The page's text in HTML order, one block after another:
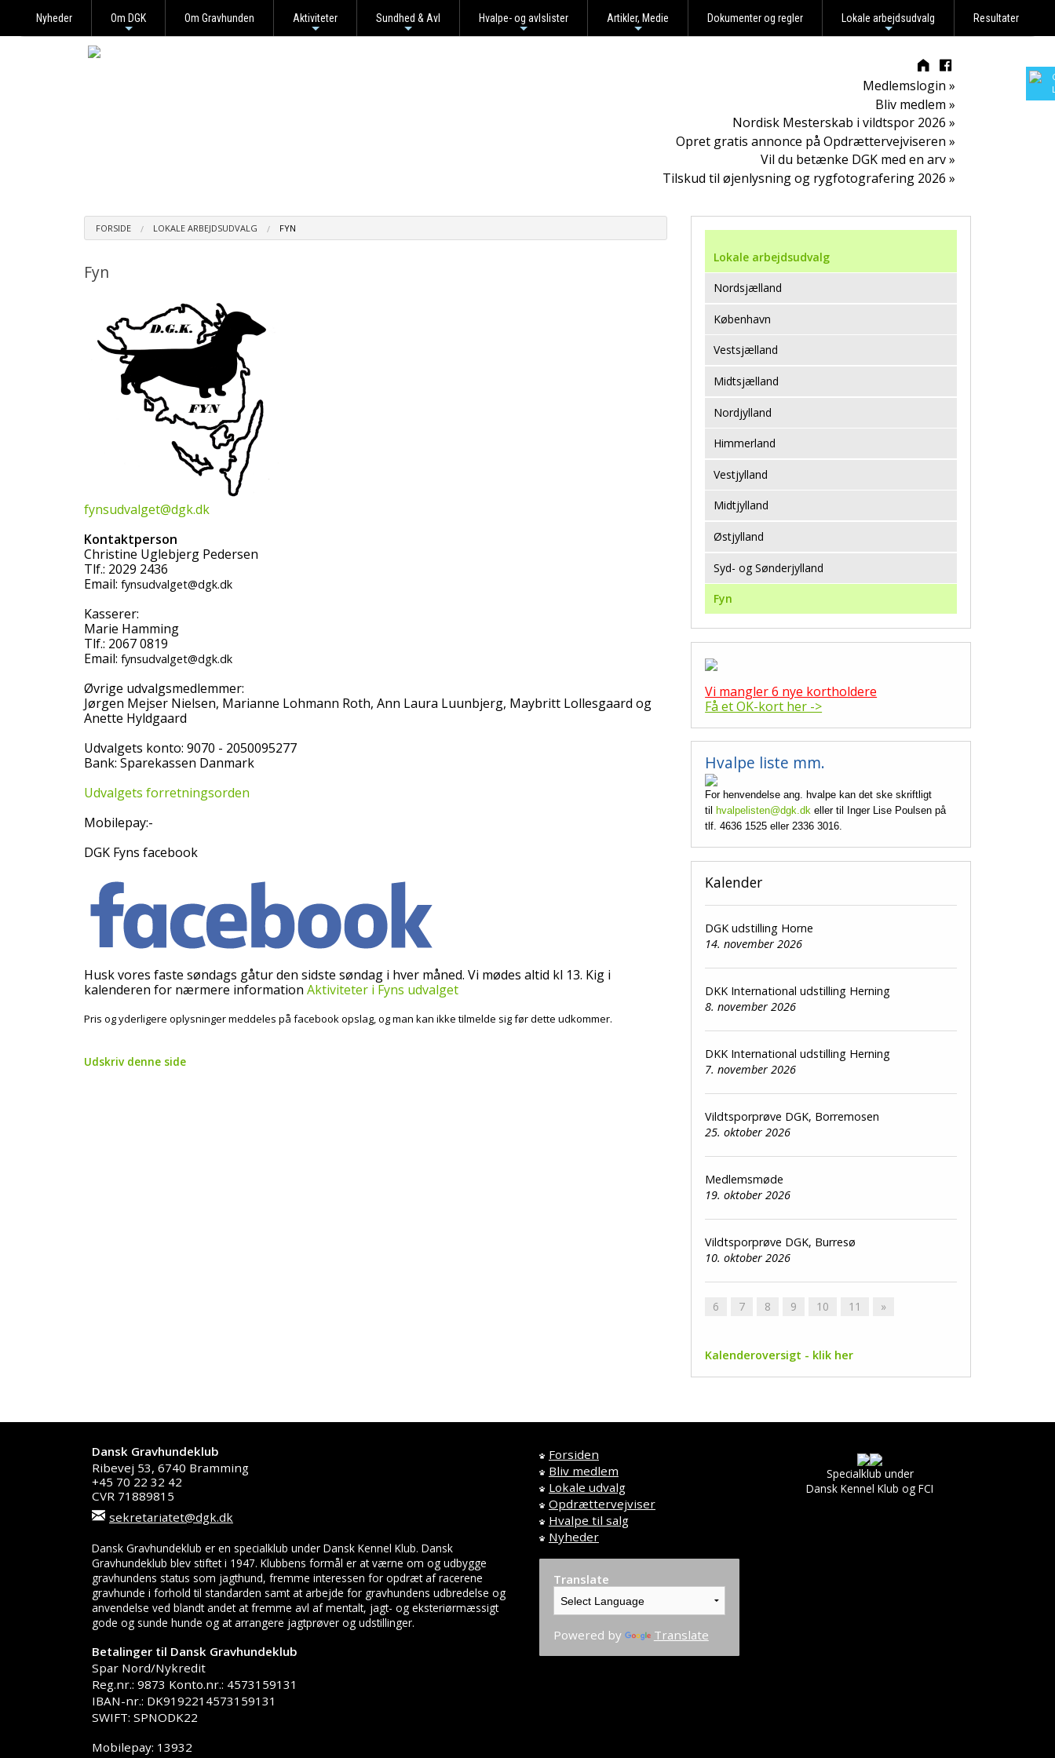
Nyheder Om DGK Om Gravhunden Aktiviteter Sundhed & Avl Hvalpe- og avlslister Artikler, Medie Dokumenter og regler Lokale arbejdsudvalg Resultater
Medlemslogin »
Bliv medlem »
Nordisk Mesterskab i vildtspor 2026 »
Opret gratis annonce på Opdrættervejviseren »
Vil du betænke DGK med en arv »
Tilskud til øjenlysning og rygfotografering 2026 »
FORSIDE LOKALE ARBEJDSUDVALG FYN
Fyn
fynsudvalget@dgk.dk
Kontaktperson
Christine Uglebjerg Pedersen
Tlf.: 2029 2436
Email: fynsudvalget@dgk.dk
Kasserer:
Marie Hamming
Tlf.: 2067 0819
Email: fynsudvalget@dgk.dk
Øvrige udvalgsmedlemmer:
Jørgen Mejser Nielsen, Marianne Lohmann Roth, Ann Laura Luunbjerg, Maybritt Lollesgaard og
Anette Hyldgaard
Udvalgets konto: 9070 - 2050095277
Bank: Sparekassen Danmark
Udvalgets forretningsorden
Mobilepay:-
DGK Fyns facebook
Husk vores faste søndags gåtur den sidste søndag i hver måned. Vi mødes altid kl 13. Kig i
kalenderen for nærmere information Aktiviteter i Fyns udvalget
Pris og yderligere oplysninger meddeles på facebook opslag, og man kan ikke tilmelde sig før dette udkommer.
Udskriv denne side
Lokale arbejdsudvalg
Nordsjælland
København
Vestsjælland
Midtsjælland
Nordjylland
Himmerland
Vestjylland
Midtjylland
Østjylland
Syd- og Sønderjylland
Fyn
Vi mangler 6 nye kortholdere
Få et OK-kort her ->
Hvalpe liste mm.
For henvendelse ang. hvalpe kan det ske skriftligt
til
hvalpelisten@dgk.dk eller til Inger Lise Poulsen på
tlf. 4636 1525 eller 2336 3016.
Kalender
DGK udstilling Horne
14. november 2026
DKK International udstilling Herning
8. november 2026
DKK International udstilling Herning
7. november 2026
Vildtsporprøve DGK, Borremosen
25. oktober 2026
Medlemsmøde
19. oktober 2026
Vildtsporprøve DGK, Burresø
10. oktober 2026
6 7 8 9 10 11 »
Kalenderoversigt - klik her
Dansk Gravhundeklub
Ribevej 53, 6740 Bramming
+45 70 22 32 42
CVR 71889815
sekretariatet@dgk.dk
Dansk Gravhundeklub er en specialklub under Dansk Kennel Klub. Dansk
Gravhundeklub blev stiftet i 1947. Klubbens formål er at værne om og udbygge
gravhundens status som jagthund, fremme interessen for opdræt af racerene
gravhunde i forhold til standarden samt at arbejde for gravhundens udbredelse og
anvendelse ved blandt andet at fremme avl af mentalt, jagt- og eksteriørmæssigt
gode og sunde hunde og at arrangere jagtprøver og udstillinger.
Betalinger til Dansk Gravhundeklub
Spar Nord/Nykredit
Reg.nr.: 9873 Konto.nr.: 4573159131
IBAN-nr.: DK9192214573159131
SWIFT: SPNODK22
Mobilepay: 13932
Forsiden
Bliv medlem
Lokale udvalg
Opdrættervejviser
Hvalpe til salg
Nyheder
Translate
Powered by Translate
Specialklub under
Dansk Kennel Klub og FCI